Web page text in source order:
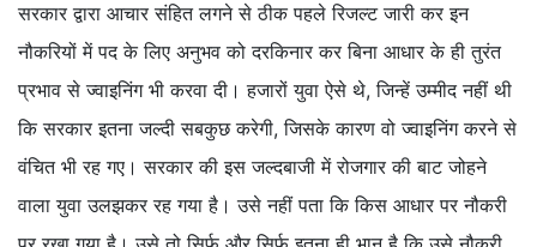
सरकार द्वारा आचार संहित लगने से ठीक पहले रिजल्ट जारी कर इन
नौकरियों में पद के लिए अनुभव को दरकिनार कर बिना आधार के ही तुरंत
प्रभाव से ज्वाइनिंग भी करवा दी। हजारों युवा ऐसे थे, जिन्हें उम्मीद नहीं थी
कि सरकार इतना जल्दी सबकुछ करेगी, जिसके कारण वो ज्वाइनिंग करने से
वंचित भी रह गए। सरकार की इस जल्दबाजी में रोजगार की बाट जोहने
वाला युवा उलझकर रह गया है। उसे नहीं पता कि किस आधार पर नौकरी